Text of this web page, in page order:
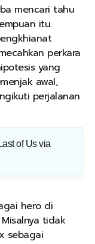
mencari tahu
itu.
perkara
yang
awal,
perjalanan
of Us via
hero di
tidak
sebagai